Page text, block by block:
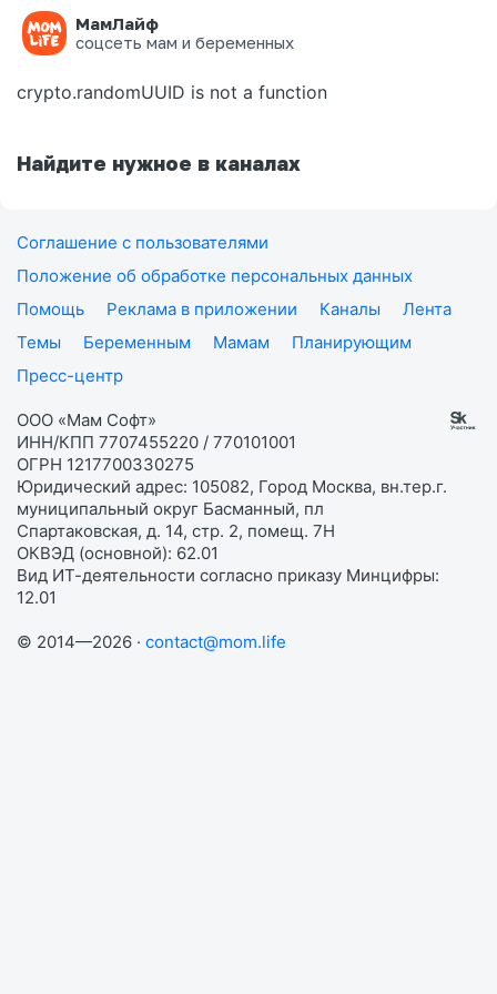
МамЛайф
соцсеть мам и беременных
Ошибка на странице
crypto.randomUUID is not a function
Найдите нужное в каналах
Соглашение с пользователями
Положение об обработке персональных данных
Помощь
Реклама в приложении Каналы
Лента
Темы
Беременным Мамам
Планирующим
Пресс-центр
ООО «Мам Софт»
ИНН/КПП 7707455220 / 770101001
ОГРН 1217700330275
Юридический адрес: 105082, Город Москва, вн.тер.г.
муниципальный округ Басманный, пл
Спартаковская, д. 14, стр. 2, помещ. 7Н
ОКВЭД (основной): 62.01
Вид ИТ-деятельности согласно приказу Минцифры:
12.01
© 2014—2026 · contact@mom.life